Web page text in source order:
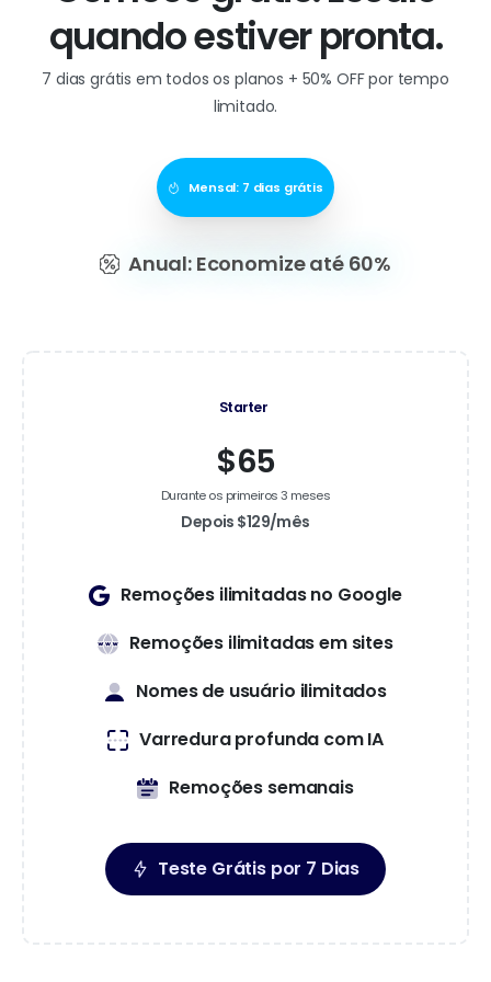
quando estiver pronta.
7 dias grátis em todos os planos + 50% OFF por tempo
limitado.
Mensal: 7 dias grátis
Anual: Economize até 60%
Starter
$65
Durante os primeiros 3 meses
Depois $129/mês
Remoções ilimitadas no Google
Remoções ilimitadas em sites
Nomes de usuário ilimitados
Varredura profunda com IA
Remoções semanais
Teste Grátis por 7 Dias